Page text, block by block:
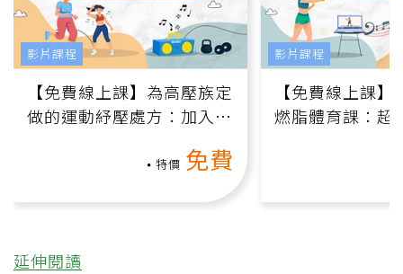
【免費線上課】為高壓族定
做的運動紓壓處方：加入行
特價 免費
影片課程
【免費線上課
燃脂體育課：超
影片課程
延伸閱讀